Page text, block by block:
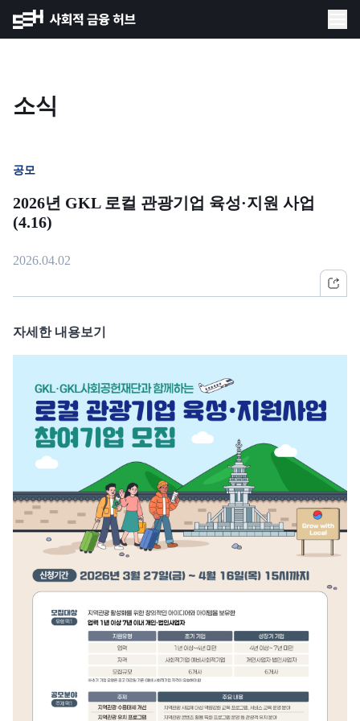
소식
공모
2026년 GKL 로컬 관광기업 육성·지원 사업
(4.16)
2026.04.02
자세한 내용보기